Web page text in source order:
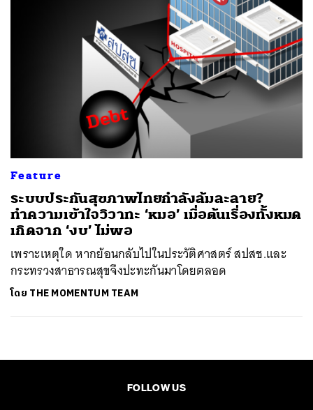
Feature
ระบบประกันสุขภาพไทยกำลังล้มละลาย?
ทำความเข้าใจวิวาทะ ‘หมอ’ เมื่อต้นเรื่องทั้งหมด
เกิดจาก ‘งบ’ ไม่พอ
เพราะเหตุใด หากย้อนกลับไปในประวัติศาสตร์ สปสช.และ
กระทรวงสาธารณสุขจึงปะทะกันมาโดยตลอด
โดย THE MOMENTUM TEAM
FOLLOW US
SHARE TWEET